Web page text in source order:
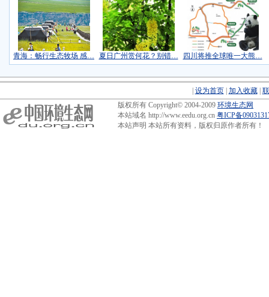
青海：畅行生态牧场 感… 夏日广州赏何花？别错… 四川将推全球唯一大熊…
设为首页| 加入收藏|
版权所有 Copyright© 2004-2009 环境生态网
本站域名 http://www.eedu.org.cn 粤ICP备
本站声明 本站所有资料，版权归原作者所有！